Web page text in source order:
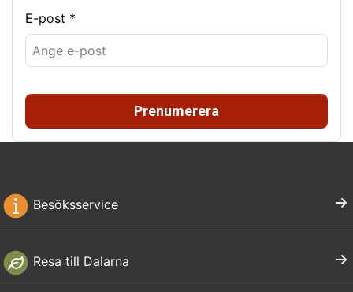
E-post *
Prenumerera
Besöksservice
Resa till Dalarna